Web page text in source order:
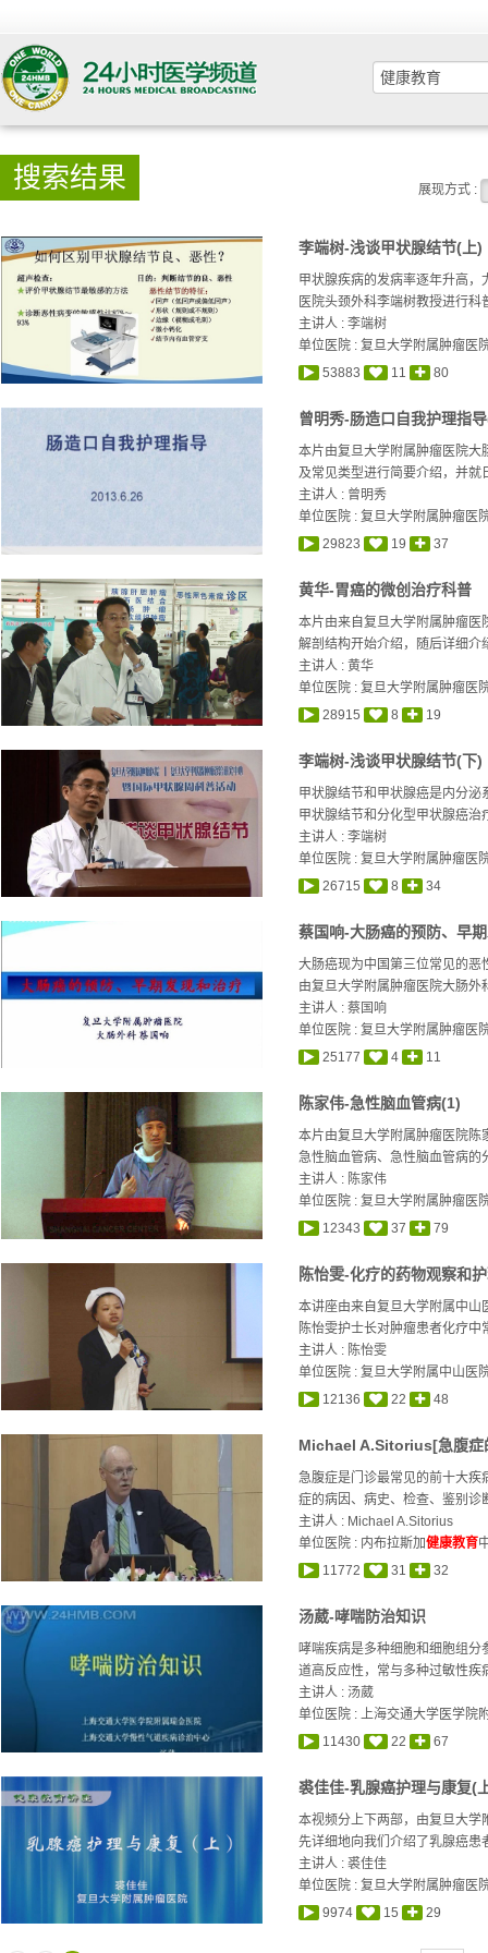
搜索结果 展现方式 :
李端树-浅谈甲状腺结节(上)
甲状腺疾病的发病率逐年升高
医院头颈外科李端树教授进行
主讲人 :李端树
单位医院 : 复旦大学附属肿瘤医
53883
11 80
曾明秀-肠造口自我护理指
本片由复旦大学附属肿瘤医院
及常见类型进行简要介绍，并就
主讲人 : 曾明秀
单位医院 : 复旦大学附属肿瘤医
29823
19 37
黄华-胃癌的微创治疗科普
本片由来自复旦大学附属肿瘤
解剖结构开始介绍，随后详细介
主讲人 :黄华
单位医院 : 复旦大学附属肿瘤医
28915
8 19
李端树-浅谈甲状腺结节(下)
甲状腺结节和甲状腺癌是内分
甲状腺结节和分化型甲状腺癌
主讲人 :李端树
单位医院 : 复旦大学附属肿瘤医
26715
8 34
蔡国响-大肠癌的预防、早
大肠癌现为中国第三位常见的
由复旦大学附属肿瘤医院大肠外
主讲人 :蔡国响
单位医院 : 复旦大学附属肿瘤医
25177
4 11
陈家伟-急性脑血管病(1)
本片由复旦大学附属肿瘤医院
急性脑血管病、急性脑血管病的
主讲人 : 陈家伟
单位医院 : 复旦大学附属肿瘤医
12343
37 79
陈怡雯-化疗的药物观察和
本讲座由来自复旦大学附属中
陈怡雯护士长对肿瘤患者化疗
主讲人 : 陈怡雯
单位医院 : 复旦大学附属中山医
12136
22 48
Michael A.Sitorius[急腹症
急腹症是门诊最常见的前十大疾
症的病因、病史、检查、鉴别诊
主讲人 : Michael A.Sitorius
单位医院 : 内布拉斯加健康教育
11772
31 32
汤葳-哮喘防治知识
哮喘疾病是多种细胞和细胞组
道高反应性，常与多种过敏性疾
主讲人 :汤葳
单位医院 : 上海交通大学医学院
11430
22 67
裘佳佳-乳腺癌护理与康复(
本视频分上下两部，由复旦大
先详细地向我们介绍了乳腺癌患
主讲人 :裘佳佳
单位医院 : 复旦大学附属肿瘤医
9974
15 29